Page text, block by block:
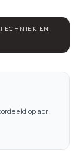
EN
op apr